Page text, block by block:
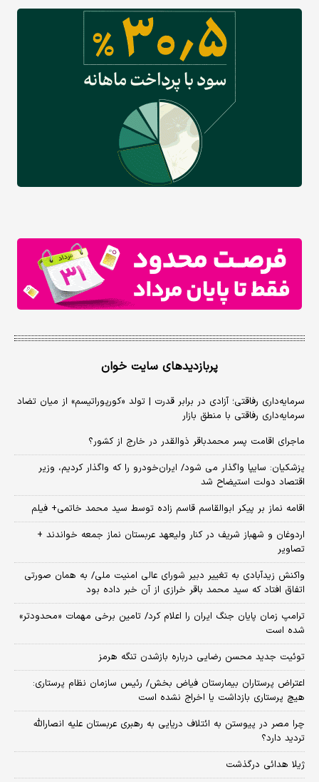
پربازدیدهای سایت خوان
سرمایه‌داری رفاقتی؛ آزادی در برابر قدرت | تولد «کورپوراتیسم» از میان تضاد
سرمایه‌داری رفاقتی با منطق بازار
ماجرای اقامت پسر محمدباقر ذوالقدر در خارج از کشور؟
پزشکیان: سایپا واگذار می شود/ ایران‌خودرو را که واگذار کردیم، وزیر
اقتصاد دولت استیضاح شد
اقامه نماز بر پیکر ابوالقاسم قاسم زاده توسط سید محمد خاتمی+ فیلم
اردوغان و شهباز شریف در کنار ولیعهد عربستان نماز جمعه خواندند +
تصاویر
واکنش زیدآبادی به تغییر دبیر شورای عالی امنیت ملی/ به همان صورتی
اتفاق افتاد که سید محمد باقر خرازی از آن خبر داده بود
ترامپ زمان پایان جنگ ایران را اعلام کرد/ تامین برخی مهمات «محدودتر»
شده است
توئیت جدید محسن رضایی درباره بازشدن تنگه هرمز
اعتراض پرستاران بیمارستان فیاض بخش/ رئیس سازمان نظام پرستاری:
هیچ پرستاری بازداشت یا اخراج نشده است
چرا مصر در پیوستن به ائتلاف دریایی به رهبری عربستان علیه انصارالله
تردید دارد؟
ژیلا هدائی درگذشت